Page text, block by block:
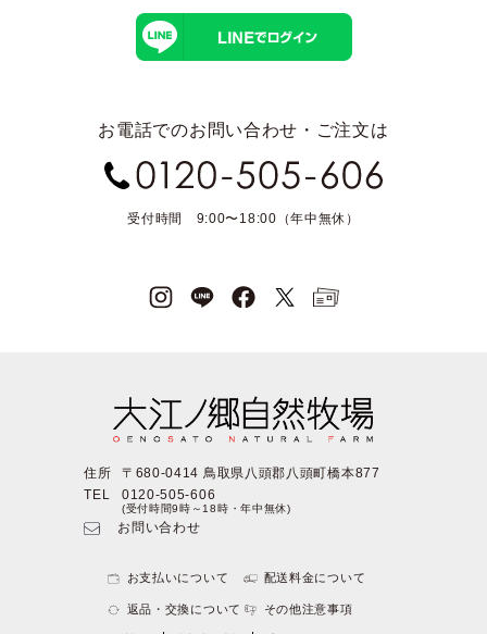
お電話でのお問い合わせ・ご注文は
受付時間 9:00〜18:00（年中無休）
住所
〒680-0414 鳥取県八頭郡八頭町橋本877
TEL
0120-505-606
(受付時間9時～18時・年中無休)
お問い合わせ
お支払いについて 配送料金について
返品・交換について その他注意事項